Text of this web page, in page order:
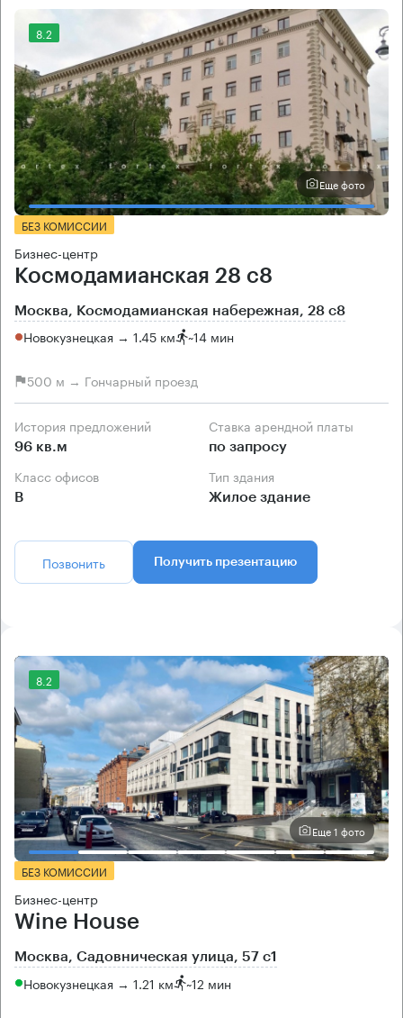
8.2
Еще фото
БЕЗ КОМИССИИ
Бизнес-центр
Космодамианская 28 с8
Москва, Космодамианская набережная, 28 с8
Новокузнецкая → 1.45 км ~14 мин
500 м → Гончарный проезд
История предложений
96 кв.м
Ставка арендной платы
по запросу
Класс офисов
B
Тип здания
Жилое здание
Позвонить Получить презентацию
8.2
Еще 1 фото
БЕЗ КОМИССИИ
Бизнес-центр
Wine House
Москва, Садовническая улица, 57 с1
Новокузнецкая → 1.21 км ~12 мин